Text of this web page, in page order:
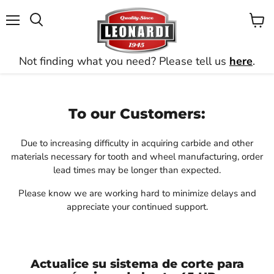
Not finding what you need? Please tell us here.
Ver
To our Customers:
Due to increasing difficulty in acquiring carbide and other
materials necessary for tooth and wheel manufacturing, order
lead times may be longer than expected.
Please know we are working hard to minimize delays and
appreciate your continued support.
Actualice su sistema de corte para